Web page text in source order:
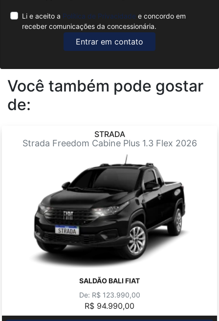
Li e aceito a Política de Privacidade e concordo em
receber comunicações da concessionária.
Entrar em contato
Você também pode gostar
de:
STRADA
Strada Freedom Cabine Plus 1.3 Flex 2026
SALDÃO BALI FIAT
De: R$ 123.990,00
R$ 94.990,00